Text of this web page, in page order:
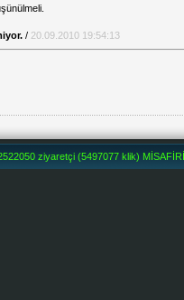
/ 20.09.2010 19:54:13
ziyaretçi (5497077 klik)